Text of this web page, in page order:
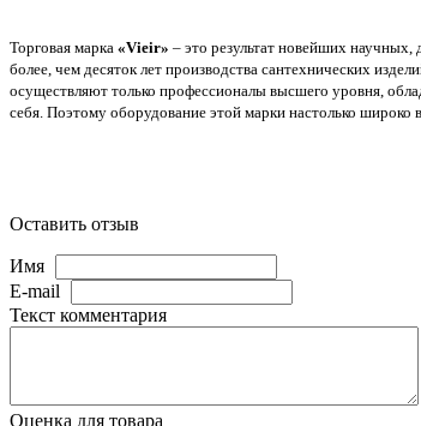
Торговая марка «Vieir» – это результат новейших научных,
более, чем десяток лет производства сантехнических
осуществляют только профессионалы высшего уровня,
себя. Поэтому оборудование этой марки настолько широко
Оставить отзыв
Имя
E-mail
Текст комментария
Оценка для товара